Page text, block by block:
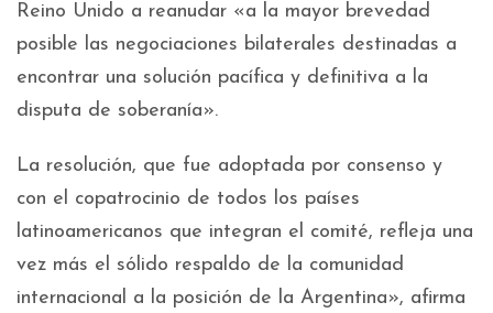
Reino Unido a reanudar «a la mayor brevedad
posible las negociaciones bilaterales destinadas a
encontrar una solución pacífica y definitiva a la
disputa de soberanía».
La resolución, que fue adoptada por consenso y
con el copatrocinio de todos los países
latinoamericanos que integran el comité, refleja una
vez más el sólido respaldo de la comunidad
internacional a la posición de la Argentina», afirma